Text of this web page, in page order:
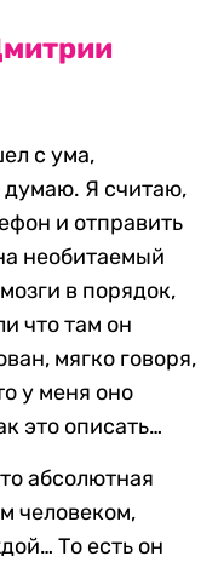
с ума,
думаю. Я считаю,
и отправить
необитаемый
в порядок,
что там он
мягко говоря,
у меня оно
это описать…
абсолютная
человеком,
То есть он